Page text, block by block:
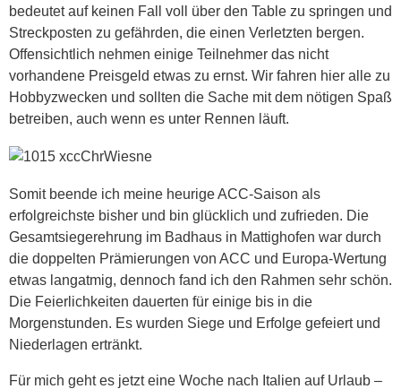
bedeutet auf keinen Fall voll über den Table zu springen und
Streckposten zu gefährden, die einen Verletzten bergen.
Offensichtlich nehmen einige Teilnehmer das nicht
vorhandene Preisgeld etwas zu ernst. Wir fahren hier alle zu
Hobbyzwecken und sollten die Sache mit dem nötigen Spaß
betreiben, auch wenn es unter Rennen läuft.
Somit beende ich meine heurige ACC-Saison als
erfolgreichste bisher und bin glücklich und zufrieden. Die
Gesamtsiegerehrung im Badhaus in Mattighofen war durch
die doppelten Prämierungen von ACC und Europa-Wertung
etwas langatmig, dennoch fand ich den Rahmen sehr schön.
Die Feierlichkeiten dauerten für einige bis in die
Morgenstunden. Es wurden Siege und Erfolge gefeiert und
Niederlagen ertränkt.
Für mich geht es jetzt eine Woche nach Italien auf Urlaub –